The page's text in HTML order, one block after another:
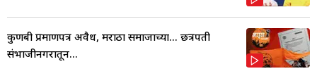
कुणबी प्रमाणपत्र अवैध, मराठा समाजाच्या... छत्रपती
संभाजीनगरातून...